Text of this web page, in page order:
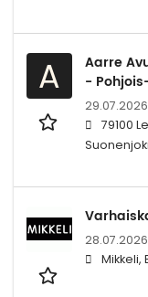
A
Aarre
-
79100
Mikkeli,